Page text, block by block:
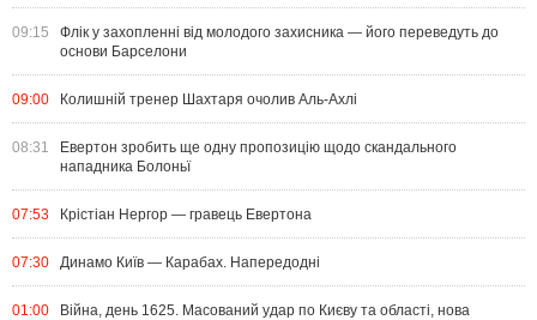
09:15
Флік у захопленні від молодого захисника — його переведуть до
основи Барселони
09:00 Колишній тренер Шахтаря очолив Аль-Ахлі
08:31
Евертон зробить ще одну пропозицію щодо скандального
нападника Болоньї
07:53 Крістіан Нергор — гравець Евертона
07:30 Динамо Київ — Карабах. Напередодні
01:00
Війна, день 1625. Масований удар по Києву та області, нова